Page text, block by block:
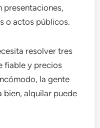
presentaciones,
o actos públicos.
resolver tres
fiable y precios
la gente
bien, alquilar puede